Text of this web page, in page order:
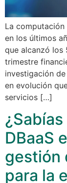
La computación
en los últimos
que alcanzó los
trimestre
investigación
en evolución
servicios […]
DBaaS
gestión
para la